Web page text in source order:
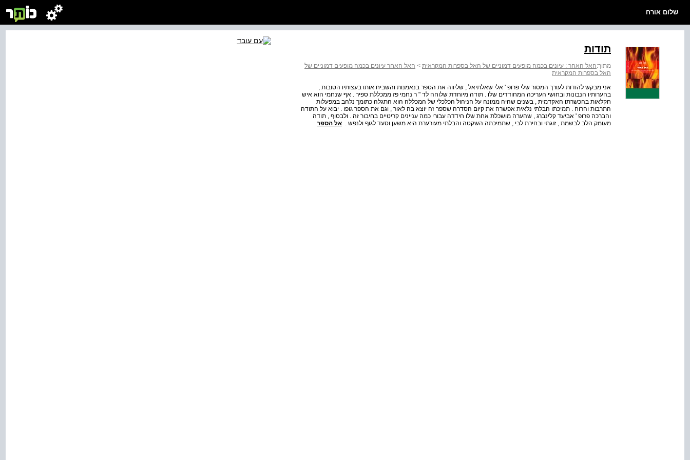
שלום אורח
תודות
מתוך:האל האחר : עיונים בכמה מופעים דמוניים של האל בספרות המקראית > האל האחר עיונים בכמה מופעים דמוניים של
האל בספרות המקראית
אני מבקש להודות לעורך המסור שלי פרופ ' אלי שאלתיאל , שליווה את הספר בנאמנות והשביח אותו בעצותיו הטובות ,
בהערותיו הנבונות ובחושי העריכה המחודדים שלו . תודה מיוחדת שלוחה לד " ר נחמי פז ממכללת ספיר . אף שנחמי הוא איש
חקלאות בהכשרתו האקדמית , בשנים שהיה ממונה על הניהול הכלכלי של המכללה הוא התגלה כתומך נלהב במפעלות
התרבות והרוח . תמיכתו הבלתי נלאית אפשרה את קיום הסדרה שספר זה יוצא בה לאור , וגם את הספר גופו . יבוא על התודה
והברכה פרופ ' אביעד קלינברג , שהערה מושכלת אחת שלו חידדה עבורי כמה עניינים קריטיים בחיבור זה . ולבסוף , תודה
מעומק הלב לבשמת , זוגתי ובחירת לבי , שתמיכתה השקטה והבלתי מעורערת היא משען וסעד לגוף ולנפש . אל הספר